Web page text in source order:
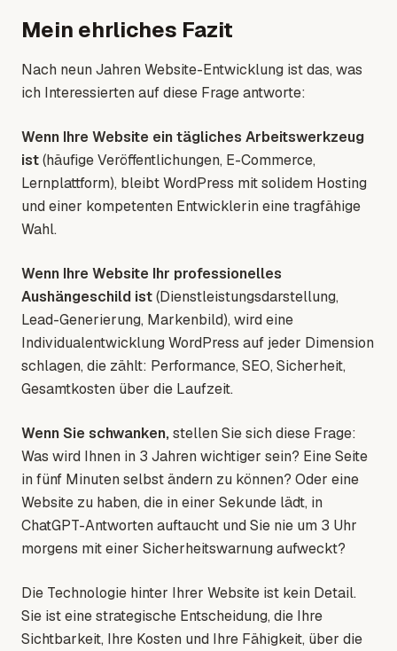
Mein ehrliches Fazit
Nach neun Jahren Website-Entwicklung ist das, was
ich Interessierten auf diese Frage antworte:
Wenn Ihre Website ein tägliches Arbeitswerkzeug
ist(häufige Veröffentlichungen, E-Commerce,
Lernplattform), bleibt WordPress mit solidem Hosting
und einer kompetenten Entwicklerin eine tragfähige
Wahl.
Wenn Ihre Website Ihr professionelles
Aushängeschild ist(Dienstleistungsdarstellung,
Lead-Generierung, Markenbild), wird eine
Individualentwicklung WordPress auf jeder Dimension
schlagen, die zählt: Performance, SEO, Sicherheit,
Gesamtkosten über die Laufzeit.
Wenn Sie schwanken,stellen Sie sich diese Frage:
Was wird Ihnen in 3 Jahren wichtiger sein? Eine Seite
in fünf Minuten selbst ändern zu können? Oder eine
Website zu haben, die in einer Sekunde lädt, in
ChatGPT-Antworten auftaucht und Sie nie um 3 Uhr
morgens mit einer Sicherheitswarnung aufweckt?
Die Technologie hinter Ihrer Website ist kein Detail.
Sie ist eine strategische Entscheidung, die Ihre
Sichtbarkeit, Ihre Kosten und Ihre Fähigkeit, über die